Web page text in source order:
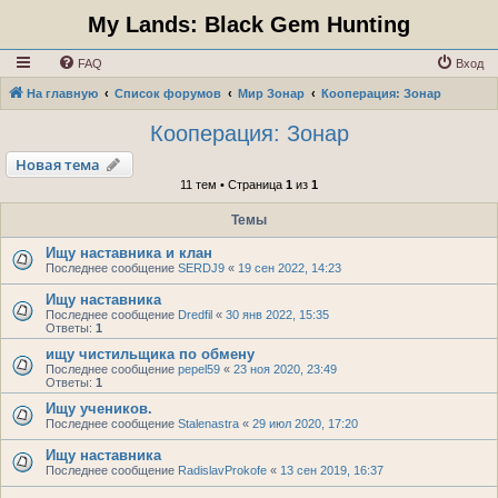
My Lands: Black Gem Hunting
FAQ Вход
На главную Список форумов Мир Зонар Кооперация: Зонар
Кооперация: Зонар
Новая тема
11 тем • Страница 1 из 1
Темы
Ищу наставника и клан
Последнее сообщение SERDJ9 « 19 сен 2022, 14:23
Ищу наставника
Последнее сообщение Dredfil « 30 янв 2022, 15:35
Ответы: 1
ищу чистильщика по обмену
Последнее сообщение pepel59 « 23 ноя 2020, 23:49
Ответы: 1
Ищу учеников.
Последнее сообщение Stalenastra « 29 июл 2020, 17:20
Ищу наставника
Последнее сообщение RadislavProkofe « 13 сен 2019, 16:37